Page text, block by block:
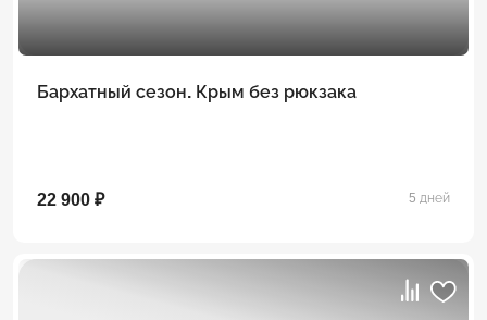
Бархатный сезон. Крым без рюкзака
22 900 ₽ 5 дней